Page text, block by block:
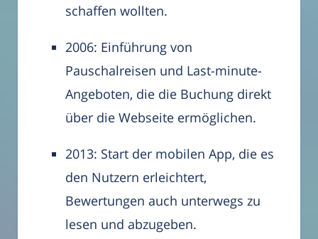
schaffen wollten.
2006: Einführung von
Pauschalreisen und Last-minute-
Angeboten, die die Buchung direkt
über die Webseite ermöglichen.
2013: Start der mobilen App, die es
den Nutzern erleichtert,
Bewertungen auch unterwegs zu
lesen und abzugeben.